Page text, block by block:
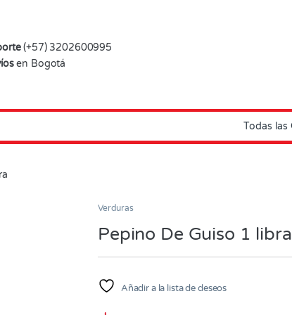
(+57) 3202600995
en Bogotá
Verduras
Pepino De Guiso 1 libra
Añadir a la lista de deseos